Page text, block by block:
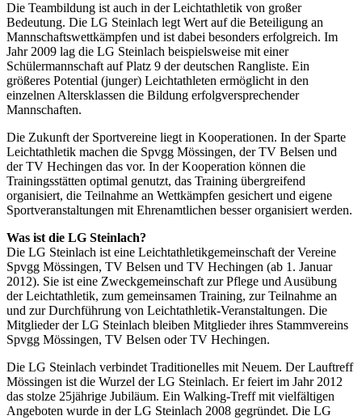
Die Teambildung ist auch in der Leichtathletik von großer
Bedeutung. Die LG Steinlach legt Wert auf die Beteiligung an
Mannschaftswettkämpfen und ist dabei besonders erfolgreich. Im
Jahr 2009 lag die LG Steinlach beispielsweise mit einer
Schülermannschaft auf Platz 9 der deutschen Rangliste. Ein
größeres Potential (junger) Leichtathleten ermöglicht in den
einzelnen Altersklassen die Bildung erfolgversprechender
Mannschaften.
Die Zukunft der Sportvereine liegt in Kooperationen. In der Sparte
Leichtathletik machen die Spvgg Mössingen, der TV Belsen und
der TV Hechingen das vor. In der Kooperation können die
Trainingsstätten optimal genutzt, das Training übergreifend
organisiert, die Teilnahme an Wettkämpfen gesichert und eigene
Sportveranstaltungen mit Ehrenamtlichen besser organisiert werden.
Was ist die LG Steinlach?
Die LG Steinlach ist eine Leichtathletikgemeinschaft der Vereine
Spvgg Mössingen, TV Belsen und TV Hechingen (ab 1. Januar
2012). Sie ist eine Zweckgemeinschaft zur Pflege und Ausübung
der Leichtathletik, zum gemeinsamen Training, zur Teilnahme an
und zur Durchführung von Leichtathletik-Veranstaltungen. Die
Mitglieder der LG Steinlach bleiben Mitglieder ihres Stammvereins
Spvgg Mössingen, TV Belsen oder TV Hechingen.
Die LG Steinlach verbindet Traditionelles mit Neuem. Der Lauftreff
Mössingen ist die Wurzel der LG Steinlach. Er feiert im Jahr 2012
das stolze 25jährige Jubiläum. Ein Walking-Treff mit vielfältigen
Angeboten wurde in der LG Steinlach 2008 gegründet. Die LG